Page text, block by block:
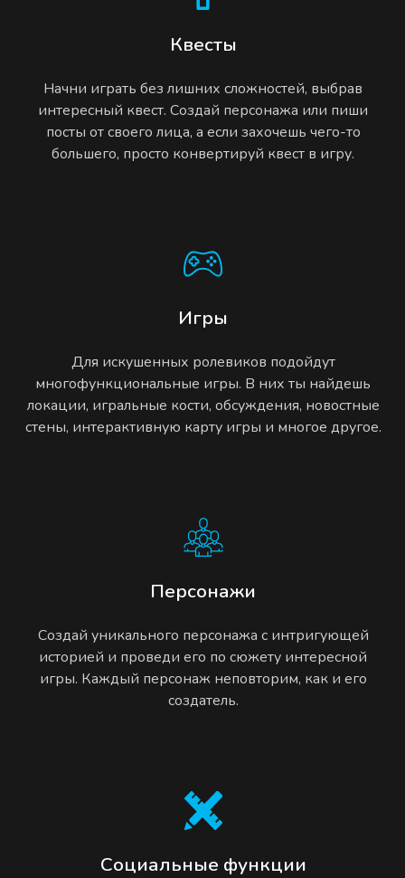
Квесты
Начни играть без лишних сложностей, выбрав
интересный квест. Создай персонажа или пиши
посты от своего лица, а если захочешь чего-то
большего, просто конвертируй квест в игру.
Игры
Для искушенных ролевиков подойдут
многофункциональные игры. В них ты найдешь
локации, игральные кости, обсуждения, новостные
стены, интерактивную карту игры и многое другое.
Персонажи
Создай уникального персонажа с интригующей
историей и проведи его по сюжету интересной
игры. Каждый персонаж неповторим, как и его
создатель.
Социальные функции